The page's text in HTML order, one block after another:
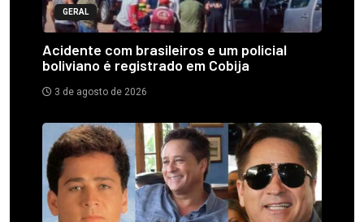
GERAL
Acidente com brasileiros e um policial
boliviano é registrado em Cobija
3 de agosto de 2026